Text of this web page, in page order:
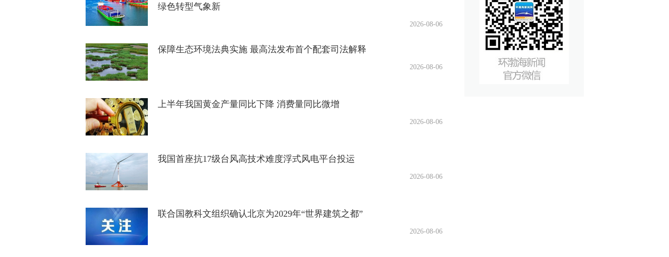
绿色转型气象新
2026-08-06
保障生态环境法典实施 最高法发布首个配套司法解释
2026-08-06
上半年我国黄金产量同比下降 消费量同比微增
2026-08-06
我国首座抗17级台风高技术难度浮式风电平台投运
2026-08-06
联合国教科文组织确认北京为2029年“世界建筑之都”
2026-08-06